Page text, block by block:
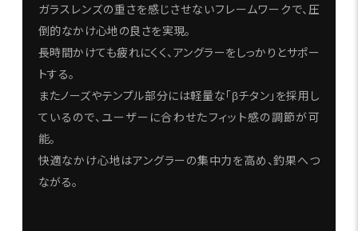
ガラスレンズの重さを感じさせないフレームワークで、圧
倒的なかけ心地の良さを実現。
長時間かけても疲れにくく、アングラーをしっかりとサポー
トする。
またノーズやテンプル部分には軽量な「βチタン」を採用し
ているので、ユーザーに合わせたフィット感の調節が可
能。
快適なかけ心地はアングラーの集中力を高め、釣果へつ
ながる。